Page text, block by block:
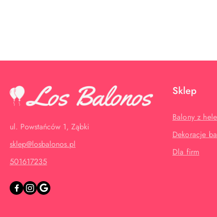
ul. Powstańców 1, Ząbki
sklep@losbalonos.pl
501617235
Sklep
Balony z
Dekoracje
Dla firm